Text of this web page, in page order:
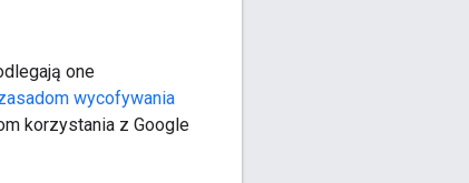
one
wycofywania
korzystania z Google